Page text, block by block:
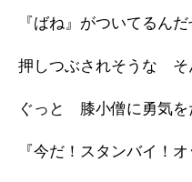
『ばね』がついてるん
押しつぶされそうな そ
ぐっと 膝小僧に勇気を
『今だ！スタンバイ！オ